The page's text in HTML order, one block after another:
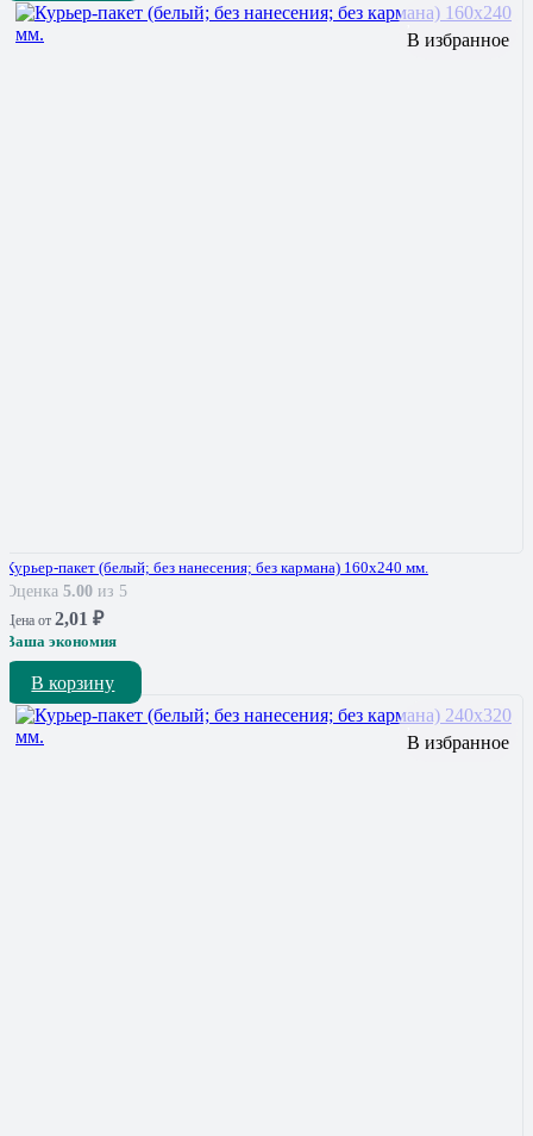
В избранное
Курьер-пакет (белый; без нанесения; без кармана) 160х240 мм.
Оценка 5.00 из 5
Цена от 2,01 ₽
Ваша экономия
В корзину
В избранное